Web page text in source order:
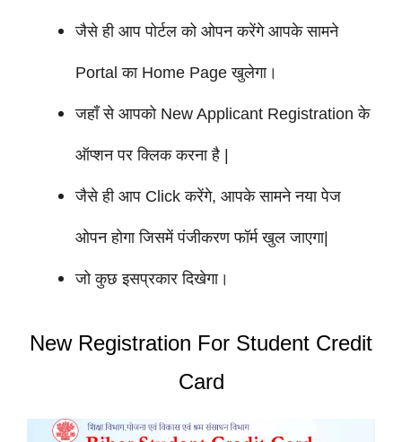
जैसे ही आप पोर्टल को ओपन करेंगे आपके सामने
Portal का Home Page खुलेगा।
जहाँ से आपको New Applicant Registration के
ऑप्शन पर क्लिक करना है |
जैसे ही आप Click करेंगे, आपके सामने नया पेज
ओपन होगा जिसमें पंजीकरण फॉर्म खुल जाएगा|
जो कुछ इसप्रकार दिखेगा।
New Registration For Student Credit
Card